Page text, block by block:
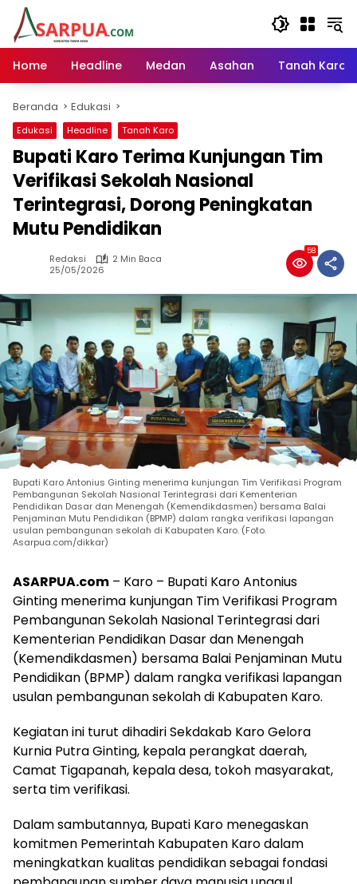
Langsung
konten
Home
Headline Medan Asahan Tanah Karo
Beranda Edukasi
Edukasi Headline Tanah Karo
Bupati Karo Terima Kunjungan Tim
Verifikasi Sekolah Nasional
Terintegrasi, Dorong Peningkatan
Mutu Pendidikan
Redaksi
2 Min Baca
25/05/2026
58
Bupati Karo Antonius Ginting menerima kunjungan Tim Verifikasi Program
Pembangunan Sekolah Nasional Terintegrasi dari Kementerian
Pendidikan Dasar dan Menengah (Kemendikdasmen) bersama Balai
Penjaminan Mutu Pendidikan (BPMP) dalam rangka verifikasi lapangan
usulan pembangunan sekolah di Kabupaten Karo. (Foto.
Asarpua.com/dikkar)
ASARPUA.com – Karo – Bupati Karo Antonius
Ginting menerima kunjungan Tim Verifikasi Program
Pembangunan Sekolah Nasional Terintegrasi dari
Kementerian Pendidikan Dasar dan Menengah
(Kemendikdasmen) bersama Balai Penjaminan Mutu
Pendidikan (BPMP) dalam rangka verifikasi lapangan
usulan pembangunan sekolah di Kabupaten Karo.
Kegiatan ini turut dihadiri Sekdakab Karo Gelora
Kurnia Putra Ginting, kepala perangkat daerah,
Camat Tigapanah, kepala desa, tokoh masyarakat,
serta tim verifikasi.
Dalam sambutannya, Bupati Karo menegaskan
komitmen Pemerintah Kabupaten Karo dalam
meningkatkan kualitas pendidikan sebagai fondasi